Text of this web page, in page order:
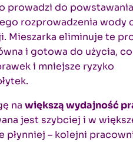
prowadzi do powstawania
rozprowadzenia wody
Mieszarka eliminuje te
i gotowa do użycia,
i mniejsze ryzyko
na większą wydajność
jest szybciej i w
płynniej – kolejni